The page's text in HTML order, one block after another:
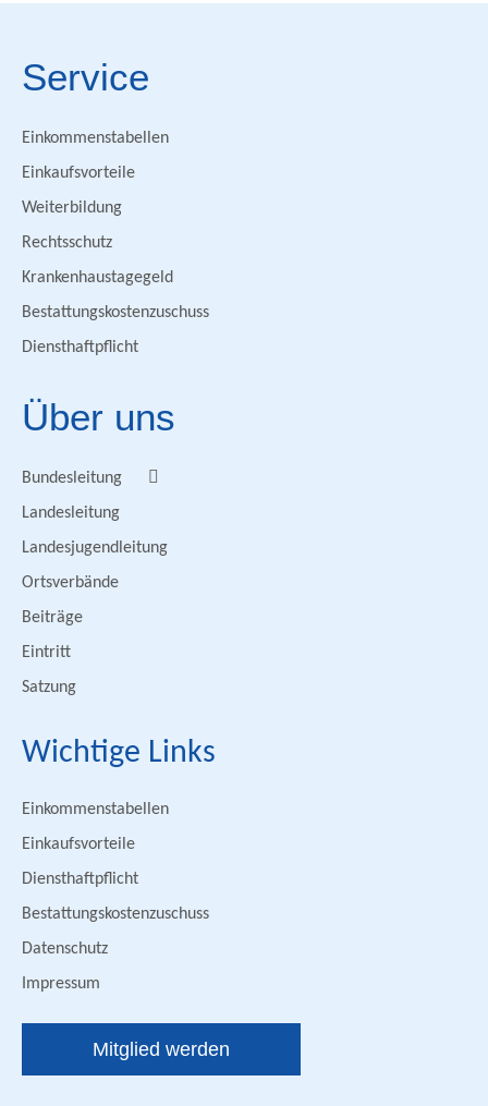
Service
Einkommenstabellen
Einkaufsvorteile
Weiterbildung
Rechtsschutz
Krankenhaustagegeld
Bestattungskostenzuschuss
Diensthaftpflicht
Über uns
Bundesleitung
Landesleitung
Landesjugendleitung
Ortsverbände
Beiträge
Eintritt
Satzung
Wichtige Links
Einkommenstabellen
Einkaufsvorteile
Diensthaftpflicht
Bestattungskostenzuschuss
Datenschutz
Impressum
Mitglied werden